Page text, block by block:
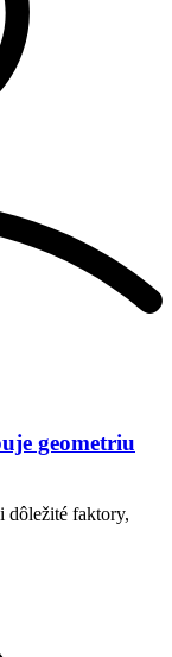
geometriu
dôležité faktory,